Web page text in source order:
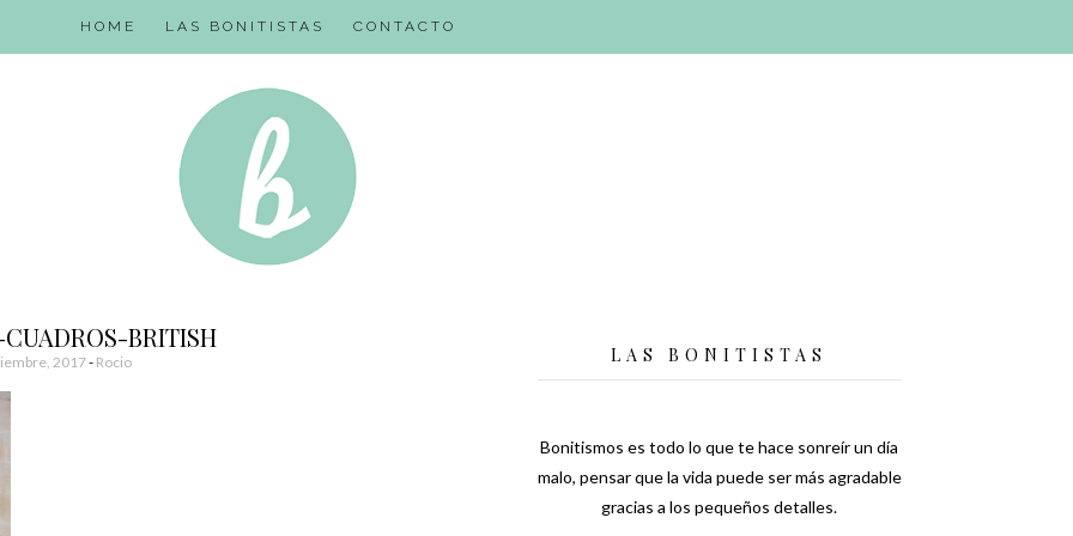
HOME LAS BONITISTAS CONTACTO
BRITISH
2017- Rocio LAS BONITISTAS
Bonitismos es todo lo que te hace sonreír un día
malo, pensar que la vida puede ser más agradable
gracias a los pequeños detalles.